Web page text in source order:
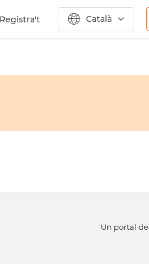
Registra't Català
Un portal de